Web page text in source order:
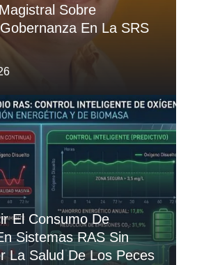
Sobre
En La SRS
El Consumo De
Sistemas RAS Sin
La Salud De Los Peces